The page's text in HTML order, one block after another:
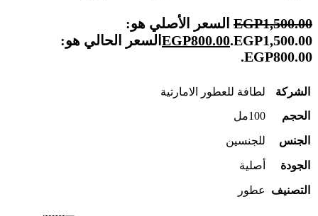
EGP1,500.00
السعر الأصلي هو:
EGP1,500.00.
EGP800.00
السعر الحالي هو:
EGP800.00.
الشركة
لطافة للعطور الامارتية
الحجم
100مل
الجنس للجنسين
الجودة أصلية
التصنيف عطور